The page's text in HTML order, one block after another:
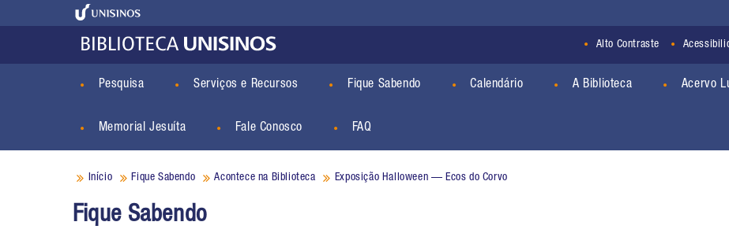
Alto Contraste
Pesquisa Serviços e Recursos Fique Sabendo Calendário A Biblioteca Acervo
Memorial Jesuíta Fale Conosco FAQ
Início Fique Sabendo Acontece na Biblioteca Exposição Halloween — Ecos do Corvo
Fique Sabendo